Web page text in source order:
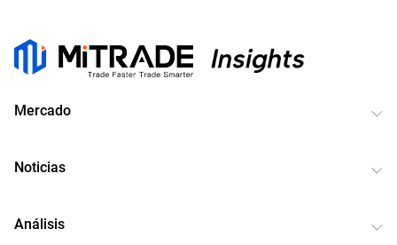
Mercado
Noticias
Análisis